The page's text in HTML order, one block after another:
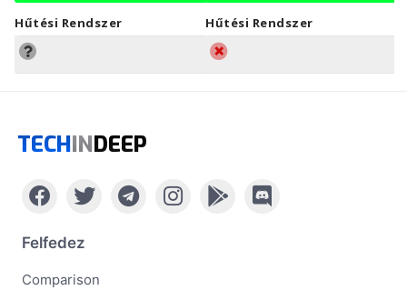
Hűtési Rendszer Hűtési Rendszer
TECHINDEEP
Felfedez
Comparison